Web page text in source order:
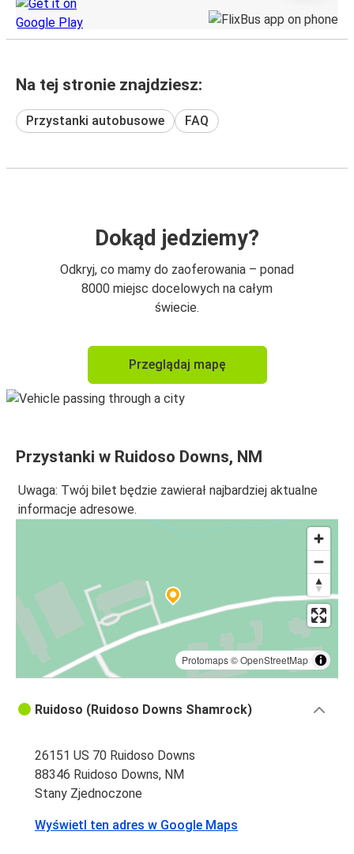
Na tej stronie znajdziesz:
Przystanki autobusowe FAQ
Dokąd jedziemy?
Odkryj, co mamy do zaoferowania – ponad
8000 miejsc docelowych na całym
świecie.
Przeglądaj mapę
Przystanki w Ruidoso Downs, NM
Uwaga: Twój bilet będzie zawierał najbardziej aktualne
informacje adresowe.
Protomaps©OpenStreetMap
Ruidoso (Ruidoso Downs Shamrock)
26151 US 70 Ruidoso Downs
88346 Ruidoso Downs, NM
Stany Zjednoczone
Wyświetl ten adres w Google Maps